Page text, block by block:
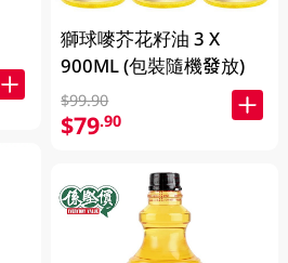
獅球嘜芥花籽油 3 X
900ML (包裝隨機發放)
$99.90
$79.90